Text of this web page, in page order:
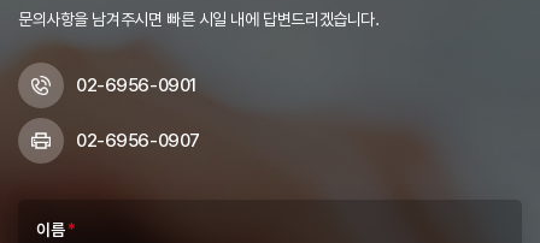
문의사항을 남겨주시면 빠른 시일 내에 답변드리겠습니다.
02-6956-0901
02-6956-0907
이름*